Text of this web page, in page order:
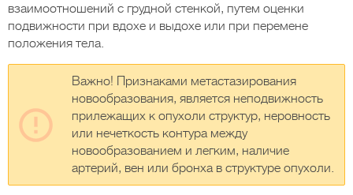
взаимоотношений с грудной стенкой, путем оценки
подвижности при вдохе и выдохе или при перемене
положения тела.
Важно! Признаками метастазирования
новообразования, является неподвижность
прилежащих к опухоли структур, неровность
или нечеткость контура между
новообразованием и легким, наличие
артерий, вен или бронха в структуре опухоли.